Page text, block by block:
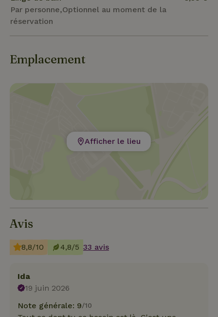
Par personne,Optionnel au moment de la
réservation
Emplacement
Afficher le lieu
Avis
8,8/10 4,8/5 33 avis
Ida
19 juin 2026
Note générale: 9/10